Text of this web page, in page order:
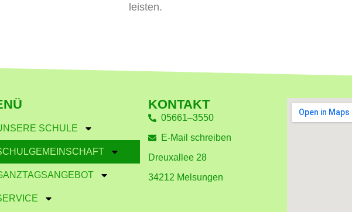
leisten.
SCHULE
KONTAKT
05661–3550
E-Mail schreiben
Dreuxallee 28
34212 Melsungen